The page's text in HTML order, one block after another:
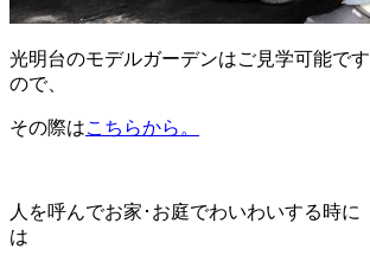
光明台のモデルガーデンはご見学可能です
ので、
その際はこちらから。
人を呼んでお家･お庭でわいわいする時に
は